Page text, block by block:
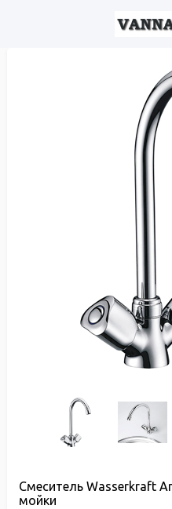
Смеситель Wasserkraft
мойки